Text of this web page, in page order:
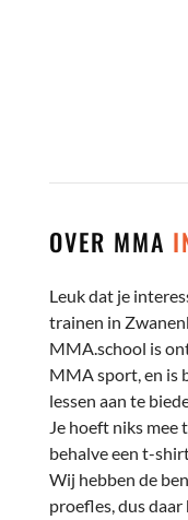
OVER MMA
Leuk dat je
trainen in
MMA.school is
MMA sport, en is
lessen aan te
Je hoeft niks mee
behalve een t-
Wij hebben de
proefles, dus